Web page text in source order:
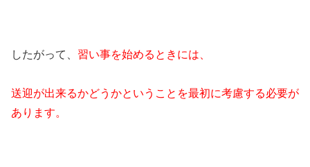
したがって、 習い事を始めるときには、
送迎が出来るかどうかということを最初に考慮する必要が
あります。